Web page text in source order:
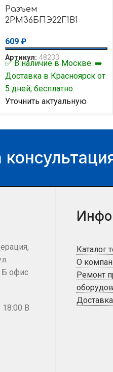
Разъем
2РМ36БПЭ22Г1В1
609 ₽
Артикул: 48233
✅ В наличие в Москве. ➡️
Доставка в Красноярск от
5 дней, бесплатно.
Уточнить актуальную
цену и наличие товара Вы
Б офис
В
Каталог
О
Ремонт